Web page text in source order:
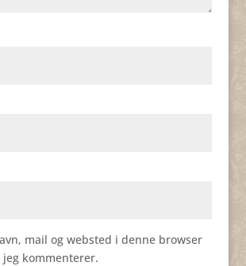
mail og websted i denne browser
kommenterer.